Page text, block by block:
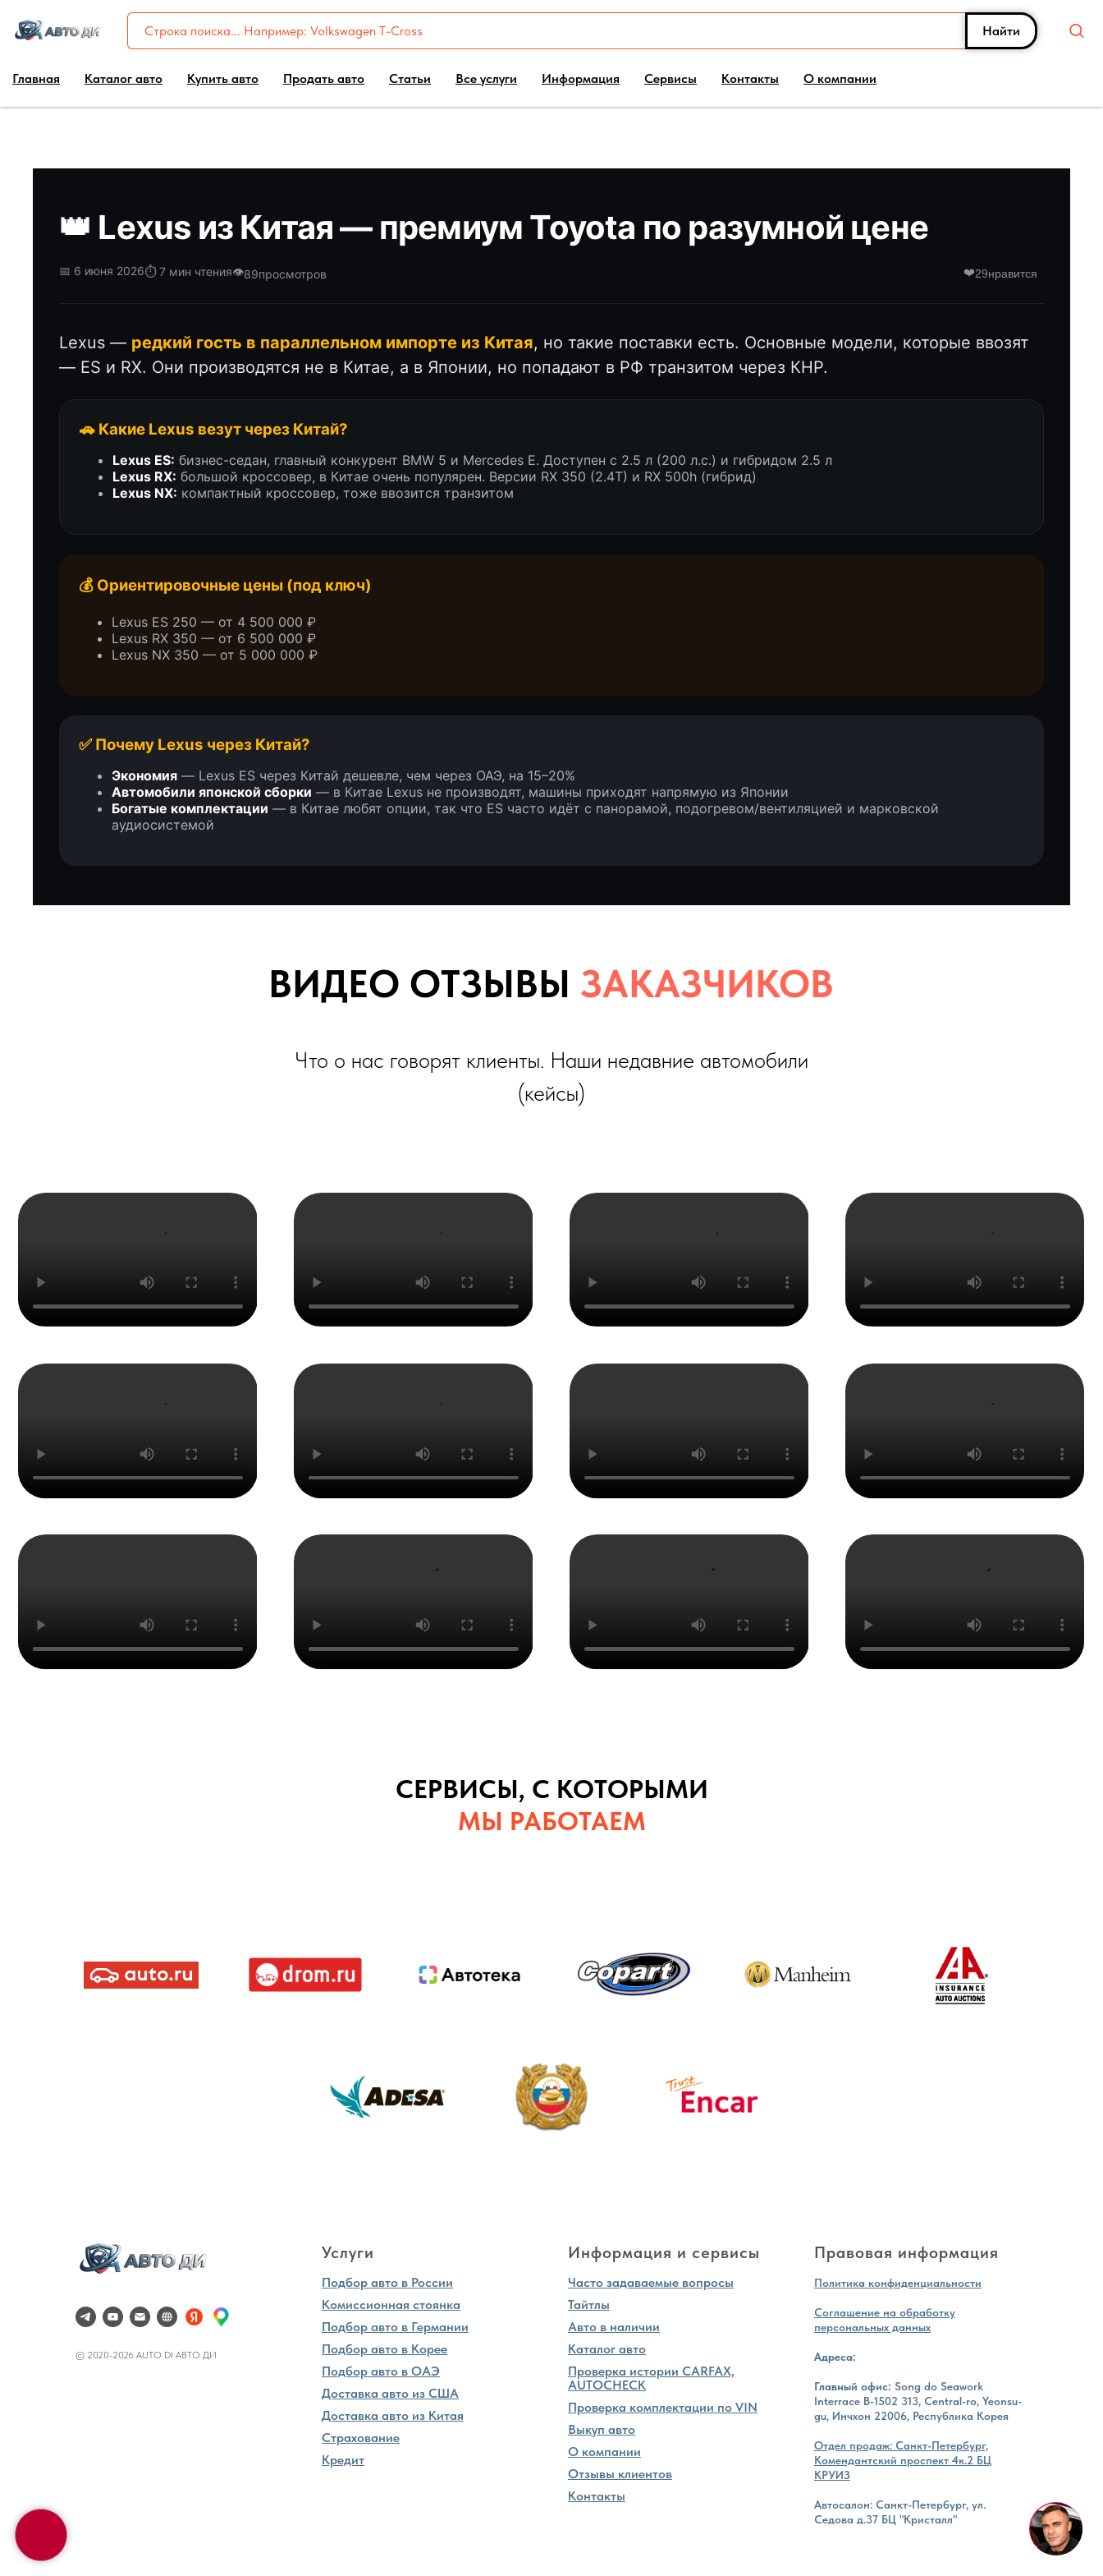
Найти
Главная Каталог авто Купить авто Продать авто Статьи Все услуги Информация Сервисы Контакты О компании
👑 Lexus из Китая — премиум Toyota по разумной цене
📅 6 июня 2026⏱️ 7 мин чтения👁️89просмотров ❤️29нравится
Lexus — редкий гость в параллельном импорте из Китая, но такие поставки есть. Основные модели, которые ввозят
— ES и RX. Они производятся не в Китае, а в Японии, но попадают в РФ транзитом через КНР.
🚗 Какие Lexus везут через Китай?
Lexus ES: бизнес-седан, главный конкурент BMW 5 и Mercedes E. Доступен с 2.5 л (200 л.с.) и гибридом 2.5 л
Lexus RX: большой кроссовер, в Китае очень популярен. Версии RX 350 (2.4T) и RX 500h (гибрид)
Lexus NX: компактный кроссовер, тоже ввозится транзитом
💰 Ориентировочные цены (под ключ)
Lexus ES 250 — от 4 500 000 ₽
Lexus RX 350 — от 6 500 000 ₽
Lexus NX 350 — от 5 000 000 ₽
✅ Почему Lexus через Китай?
Экономия — Lexus ES через Китай дешевле, чем через ОАЭ, на 15–20%
Автомобили японской сборки — в Китае Lexus не производят, машины приходят напрямую из Японии
Богатые комплектации — в Китае любят опции, так что ES часто идёт с панорамой, подогревом/вентиляцией и марковской
аудиосистемой
(кейсы)
СЕРВИСЫ, С КОТОРЫМИ
МЫ РАБОТАЕМ
© 2020-2026 AUTO DI АВТО ДИ
Услуги
Подбор авто в России
Комиссионная стоянка
Подбор авто в Германии
Подбор авто в Корее
Подбор авто в ОАЭ
Доставка авто из США
Доставка авто из Китая
Страхование
Кредит
Информация и сервисы
Часто задаваемые вопросы
Тайтлы
Авто в наличии
Каталог авто
Проверка истории CARFAX,
AUTOCHECK
Проверка комплектации по VIN
Выкуп авто
О компании
Отзывы клиентов
Контакты
Правовая информация
Политика конфиденциальности
Соглашение на обработку
персональных данных
Адреса:
Главный офис: Song do Seawork
Interrace B-1502 313, Central-ro, Yeonsu-
gu, Инчхон 22006, Республика Корея
Отдел продаж: Санкт-Петербург,
Комендантский проспект 4к.2 БЦ
КРУИЗ
Автосалон: Санкт-Петербург, ул.
Седова д.37 БЦ "Кристалл"